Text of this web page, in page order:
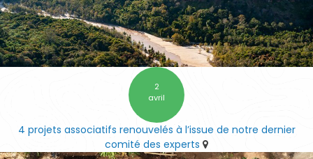
2
avril
4 projets associatifs renouvelés à l’issue de notre dernier
comité des experts